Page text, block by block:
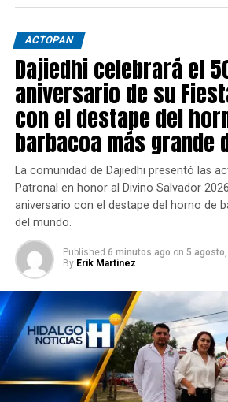
ACTOPAN
Dajiedhi celebrará el
aniversario de su
con el destape del
barbacoa más grande
La comunidad de Dajiedhi presentó las
Patronal en honor al Divino Salvador
aniversario con el destape del horno de
del mundo.
Published 6 minutos ago on 5
By Erik Martinez